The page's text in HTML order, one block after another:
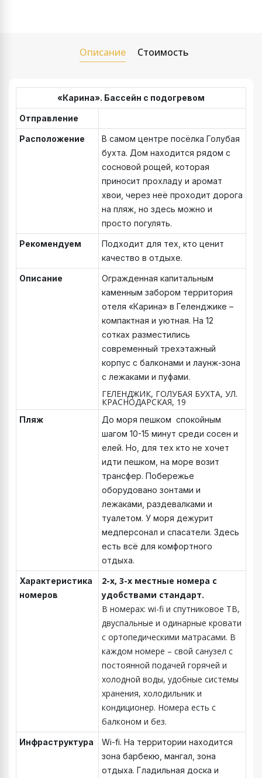
Описание Стоимость
«Карина». Бассейн с подогревом
Отправление
Расположение
В самом центре посёлка Голубая
бухта. Дом находится рядом с
сосновой рощей, которая
приносит прохладу и аромат
хвои, через неё проходит дорога
на пляж, но здесь можно и
просто погулять.
Рекомендуем
Подходит для тех, кто ценит
качество в отдыхе.
Описание
Огражденная капитальным
каменным забором территория
отеля «Карина» в Геленджике –
компактная и уютная. На 12
сотках разместились
современный трехэтажный
корпус с балконами и лаунж-зона
с лежаками и пуфами.
ГЕЛЕНДЖИК, ГОЛУБАЯ БУХТА, УЛ.
КРАСНОДАРСКАЯ, 19
Пляж
До моря пешком спокойным
шагом 10-15 минут среди сосен и
елей. Но, для тех кто не хочет
идти пешком, на море возит
трансфер. Побережье
оборудовано зонтами и
лежаками, раздевалками и
туалетом. У моря дежурит
медперсонал и спасатели. Здесь
есть всё для комфортного
отдыха.
Характеристика
номеров
2-х, 3-х местные номера с
удобствами стандарт.
В номерах: wi-fi и спутниковое ТВ,
двуспальные и одинарные кровати
с ортопедическими матрасами. В
каждом номере – свой санузел с
постоянной подачей горячей и
холодной воды, удобные системы
хранения, холодильник и
кондиционер. Номера есть с
балконом и без.
Инфраструктура
Wi-fi. На территории находится
зона барбекю, мангал, зона
отдыха. Гладильная доска и